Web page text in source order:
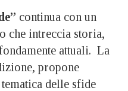
continua con un
che intreccia storia,
attuali. La
propone
delle sfide